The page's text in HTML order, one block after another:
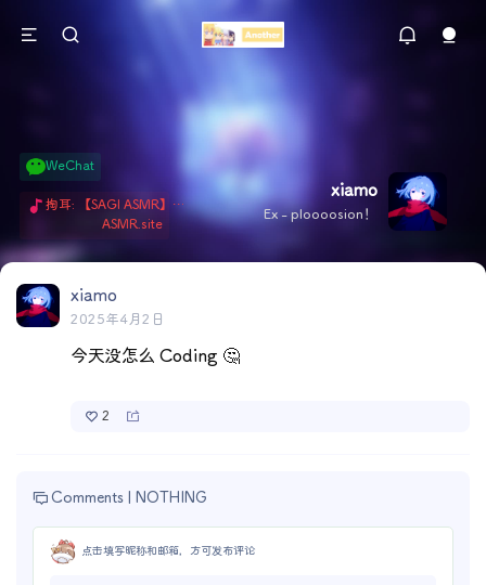
xiamo
Ex - ploooosion！
WeChat
掏耳: 【SAGI ASMR】今天就由阿米娅给博士掏耳吧「耳勺x鹅毛棒x吹气」 Hi-Res无损助眠 + 单刷: ASMR 精选4.0｜ 陪伴天花板 ✦扶扶の温柔哄睡 ✦ 顶级道具和语气词的交融 ✦ 扶桑大红花、
ASMR.site
xiamo
2025年4月2日
今天没怎么 Coding 🤔
2
Comments | NOTHING
点击填写昵称和邮箱，方可发布评论